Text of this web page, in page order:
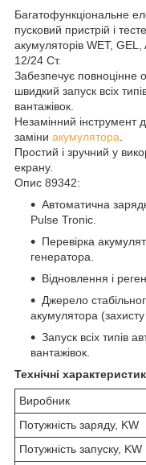
Багатофункціональне
пусковий пристрій і
акумуляторів WET,
12/24 Ст.
Забезпечує повноцінне
швидкий запуск всіх
вантажівок.
Незамінний інструмент
заміни акумулятора
Простий і зручний у
екрану.
Опис 89342:
Автоматична
Pulse Tronic.
Перевірка
генератора.
Відновлення і
Джерело
акумулятора (захисту
Запуск всіх типів
вантажівок.
Технічні
Виробник
Потужність заряду, KW
Потужність запуску, KW